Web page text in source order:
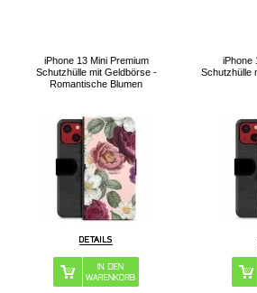
iPhone 13 Mini Premium
Schutzhülle mit Geldbörse -
Romantische Blumen
iPhone
Schutzhülle